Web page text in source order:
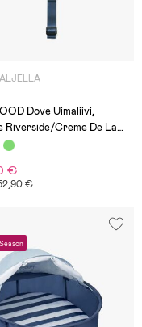
Dove Uimaliivi,
Riverside/Creme De La
€
€